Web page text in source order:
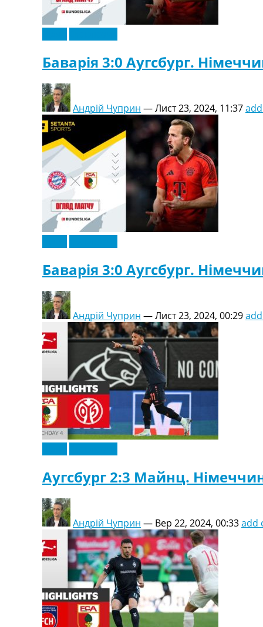
Баварія 3:0 Аугсбург.
Андрій Чуприн —Лист 23, 2024, 11:37
Баварія 3:0 Аугсбург.
Андрій Чуприн —Лист 23, 2024, 00:29
Аугсбург 2:3 Майнц.
Андрій Чуприн — Вер 22, 2024, 00:33add